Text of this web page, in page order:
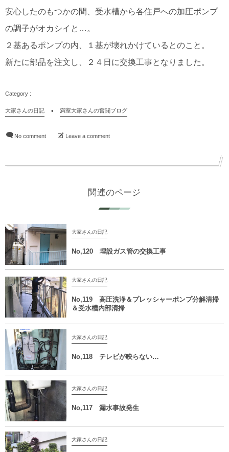
安心したのもつかの間、受水槽から各住戸への加圧ポンプ
の調子がオカシイと…。
２基あるポンプの内、１基が壊れかけているとのこと。
新たに部品を注文し、２４日に交換工事となりました。
大家さんの日記 満室大家さんの奮闘ブログ
No comment Leave a comment
関連のページ
大家さんの日記
No,120 埋設ガス管の交換工事
大家さんの日記
No,119 高圧洗浄＆プレッシャーポンプ分解清掃
＆受水槽内部清掃
大家さんの日記
No,118 テレビが映らない…
大家さんの日記
No,117 漏水事故発生
大家さんの日記